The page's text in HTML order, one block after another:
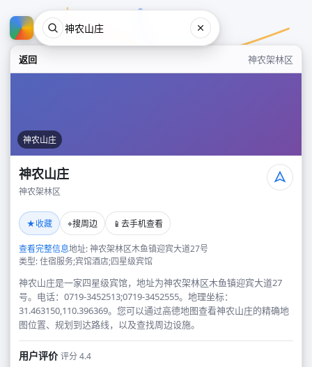
返回 神农架林区
神农山庄
神农山庄
神农架林区
★收藏 ⌖搜周边 📱 去手机查看
查看完整信息地址: 神农架林区木鱼镇迎宾大道27号
类型: 住宿服务;宾馆酒店;四星级宾馆
神农山庄是一家四星级宾馆，地址为神农架林区木鱼镇迎宾大道27
号。电话：0719-3452513;0719-3452555。地理坐标：
31.463150,110.396369。您可以通过高德地图查看神农山庄的精确地
图位置、规划到达路线，以及查找周边设施。
用户评价评分 4.4